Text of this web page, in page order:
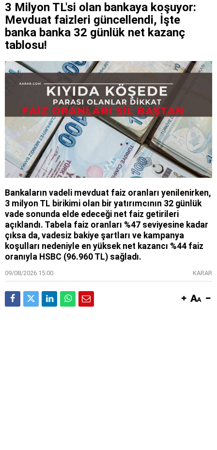
3 Milyon TL'si olan bankaya koşuyor:
Mevduat faizleri güncellendi, İşte
banka banka 32 günlük net kazanç
tablosu!
Bankaların vadeli mevduat faiz oranları yenilenirken,
3 milyon TL birikimi olan bir yatırımcının 32 günlük
vade sonunda elde edeceği net faiz getirileri
açıklandı. Tabela faiz oranları %47 seviyesine kadar
çıksa da, vadesiz bakiye şartları ve kampanya
koşulları nedeniyle en yüksek net kazancı %44 faiz
oranıyla HSBC (96.960 TL) sağladı.
09/08/2026 15:00 KARAR